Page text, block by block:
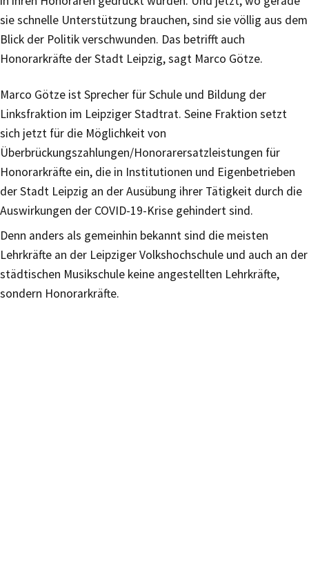
sie schnelle Unterstützung brauchen, sind sie völlig aus dem
Blick der Politik verschwunden. Das betrifft auch
Honorarkräfte der Stadt Leipzig, sagt Marco Götze.
Marco Götze ist Sprecher für Schule und Bildung der
Linksfraktion im Leipziger Stadtrat. Seine Fraktion setzt
sich jetzt für die Möglichkeit von
Überbrückungszahlungen/Honorarersatzleistungen für
Honorarkräfte ein, die in Institutionen und Eigenbetrieben
der Stadt Leipzig an der Ausübung ihrer Tätigkeit durch die
Auswirkungen der COVID-19-Krise gehindert sind.
Denn anders als gemeinhin bekannt sind die meisten
Lehrkräfte an der Leipziger Volkshochschule und auch an der
städtischen Musikschule keine angestellten Lehrkräfte,
sondern Honorarkräfte.